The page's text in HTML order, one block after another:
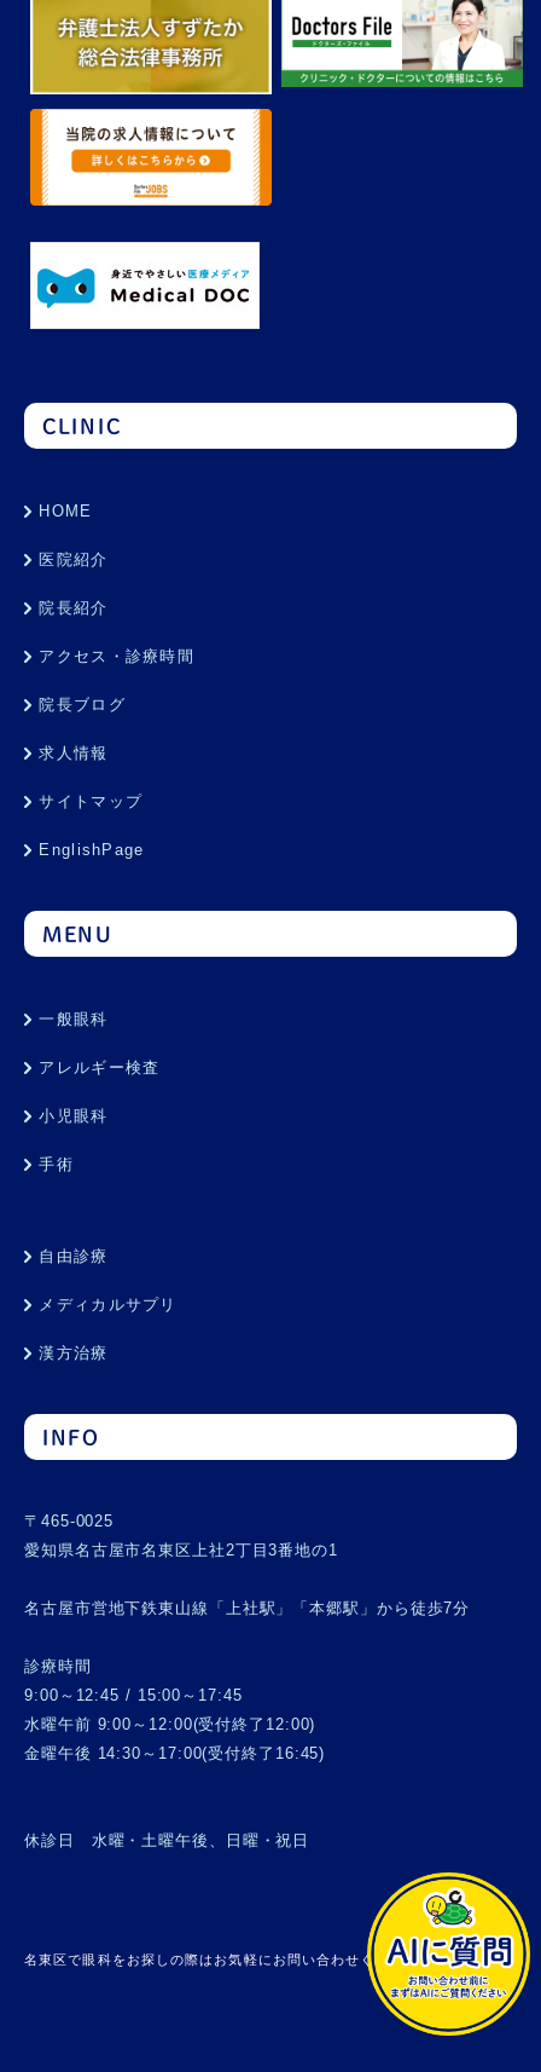
CLINIC
HOME
医院紹介
院長紹介
アクセス・診療時間
院長ブログ
求人情報
サイトマップ
EnglishPage
MENU
一般眼科
アレルギー検査
小児眼科
手術
自由診療
メディカルサプリ
漢方治療
INFO
〒465-0025
愛知県名古屋市名東区上社2丁目3番地の1
名古屋市営地下鉄東山線「上社駅」「本郷駅」から徒歩7分
診療時間
9:00～12:45 / 15:00～17:45
水曜午前 9:00～12:00(受付終了12:00)
金曜午後 14:30～17:00(受付終了16:45)
休診日 水曜・土曜午後、日曜・祝日
名東区で眼科をお探しの際はお気軽にお問い合わせください。 © 上社眼科